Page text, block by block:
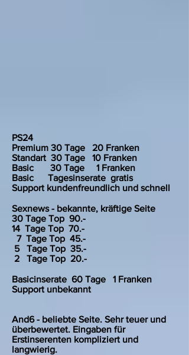
PS24
Premium 30 Tage 20 Franken
Standart 30 Tage 10 Franken
Basic 30 Tage 1 Franken
Basic Tagesinserate gratis
Support kundenfreundlich und schnell
Sexnews - bekannte, kräftige Seite
30 Tage Top 90.-
14 Tage Top 70.-
7 Tage Top 45.-
5 Tage Top 35.-
2 Tage Top 20.-
Basicinserate 60 Tage 1 Franken
Support unbekannt
And6 - beliebte Seite. Sehr teuer und
überbewertet. Eingaben für
Erstinserenten kompliziert und
langwierig.